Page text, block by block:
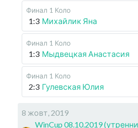
Финал 1 Коло
1:3 Михайлик Яна
Финал 1 Коло
1:3 Мыдвецкая Анастасия
Финал 1 Коло
2:3 Гулевская Юлия
8 жовт, 2019
WinCup 08.10.2019